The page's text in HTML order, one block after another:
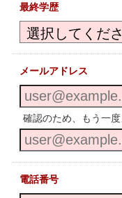
最終学歴
メールアドレス
確認のため、もう一
電話番号